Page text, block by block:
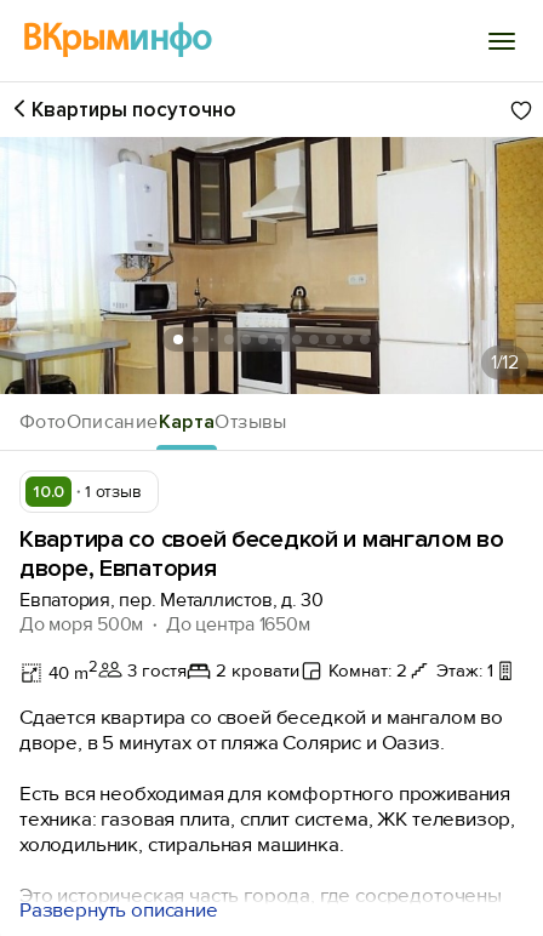
ВКрыминфо
Войти
Избранное
История просмотра
Добавить свой объект
ФотоОписаниеКартаОтзывы
Квартиры посуточно
1/12
10.0 1 отзыв
Квартира со своей беседкой и мангалом во
дворе, Евпатория
Евпатория, пер. Металлистов, д. 30
До моря 500м
До центра 1650м
40 m2 3 гостя 2 кровати Комнат: 2 Этаж: 1
Сдается квартира со своей беседкой и мангалом во
дворе, в 5 минутах от пляжа Солярис и Оазиз.
Есть вся необходимая для комфортного проживания
техника: газовая плита, сплит система, ЖК телевизор,
холодильник, стиральная машинка.
Это историческая часть города, где сосредоточены
все достопримечательности нашего города. Рядом
Развернуть описание